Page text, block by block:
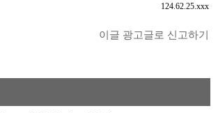
124.62.25.xxx
이글 광고글로 신고하기